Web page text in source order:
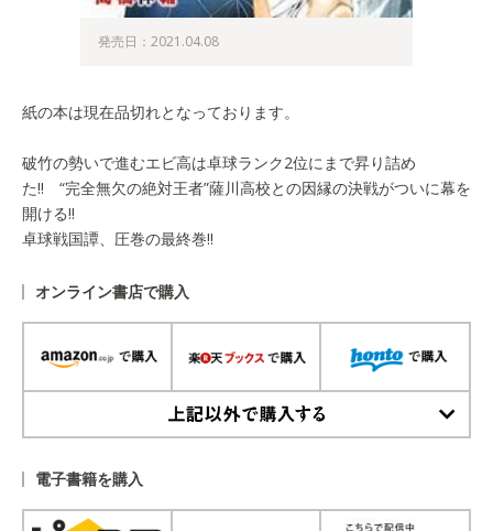
発売日：2021.04.08
紙の本は現在品切れとなっております。
破竹の勢いで進むエビ高は卓球ランク2位にまで昇り詰め
た!! “完全無欠の絶対王者”薩川高校との因縁の決戦がついに幕を
開ける!!
卓球戦国譚、圧巻の最終巻!!
オンライン書店で購入
電子書籍を購入